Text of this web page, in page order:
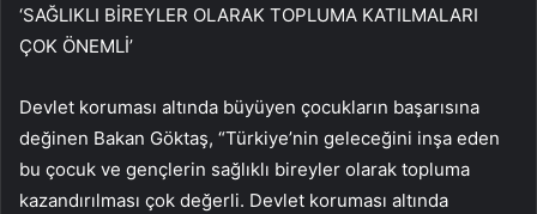
‘SAĞLIKLI BİREYLER OLARAK TOPLUMA KATILMALARI
ÇOK ÖNEMLİ’
Devlet koruması altında büyüyen çocukların başarısına
değinen Bakan Göktaş, “Türkiye’nin geleceğini inşa eden
bu çocuk ve gençlerin sağlıklı bireyler olarak topluma
kazandırılması çok değerli. Devlet koruması altında